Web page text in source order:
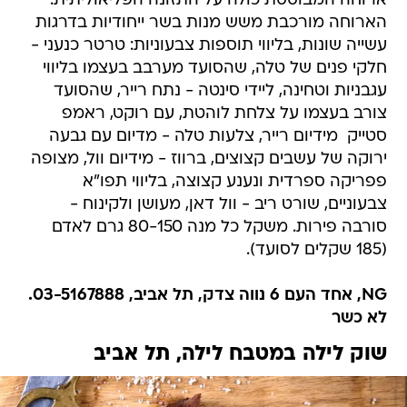
הארוחה מורכבת משש מנות בשר ייחודיות בדרגות
עשייה שונות, בליווי תוספות צבעוניות: טרטר כנעני -
חלקי פנים של טלה, שהסועד מערבב בעצמו בליווי
עגבניות וטחינה, ליידי סינטה - נתח רייר, שהסועד
צורב בעצמו על צלחת לוהטת, עם רוקט, ראמפ
סטייק  מידיום רייר, צלעות טלה - מדיום עם גבעה
ירוקה של עשבים קצוצים, ברווז - מידיום וול, מצופה
פפריקה ספרדית ונענע קצוצה, בליווי תפו"א
צבעוניים, שורט ריב - וול דאן, מעושן ולקינוח -
סורבה פירות. משקל כל מנה 80-150 גרם לאדם
(185 שקלים לסועד).
NG, אחד העם 6 נווה צדק, תל אביב, 03-5167888.
לא כשר
שוק לילה במטבח לילה, תל אביב